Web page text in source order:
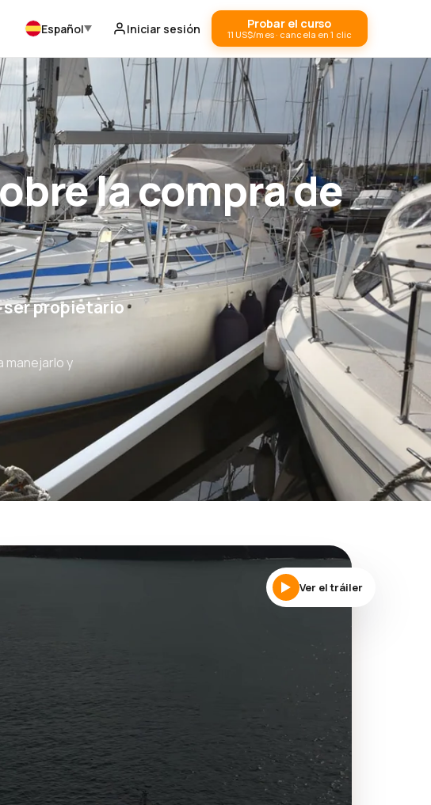
Español Iniciar sesión Probar el curso
11 US$/mes · cancela en 1 clic
la compra de
ser propietario
manejarlo y
Ver el tráiler